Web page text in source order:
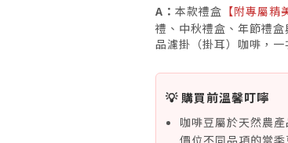
A： 本款禮盒 【附專屬精
禮、中秋禮盒、年節禮
品濾掛（掛耳）咖啡，一
💡 購買前溫馨叮嚀
咖啡豆屬於天然農
價位不同品項的當